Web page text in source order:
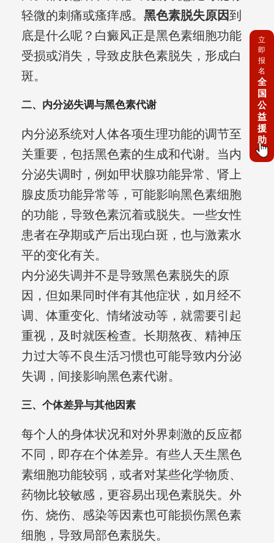
轻微的刺痛或瘙痒感。 黑色素脱失原因到
底是什么呢？白癜风正是黑色素细胞功能
受损或消失，导致皮肤色素脱失，形成白
斑。
二、内分泌失调与黑色素代谢
内分泌系统对人体各项生理功能的调节至
关重要，包括黑色素的生成和代谢。当内
分泌失调时，例如甲状腺功能异常、肾上
腺皮质功能异常等，可能影响黑色素细胞
的功能，导致色素沉着或脱失。一些女性
患者在孕期或产后出现白斑，也与激素水
平的变化有关。
内分泌失调并不是导致黑色素脱失的原
因，但如果同时伴有其他症状，如月经不
调、体重变化、情绪波动等，就需要引起
重视，及时就医检查。长期熬夜、精神压
力过大等不良生活习惯也可能导致内分泌
失调，间接影响黑色素代谢。
三、个体差异与其他因素
每个人的身体状况和对外界刺激的反应都
不同，即存在个体差异。有些人天生黑色
素细胞功能较弱，或者对某些化学物质、
药物比较敏感，更容易出现色素脱失。外
伤、烧伤、感染等因素也可能损伤黑色素
细胞，导致局部色素脱失。
立
即
报
名
全
国
公
益
援
助